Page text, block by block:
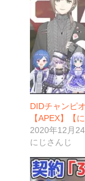
DIDチャンピ
【APEX】【
2020年12月24
にじさんじ